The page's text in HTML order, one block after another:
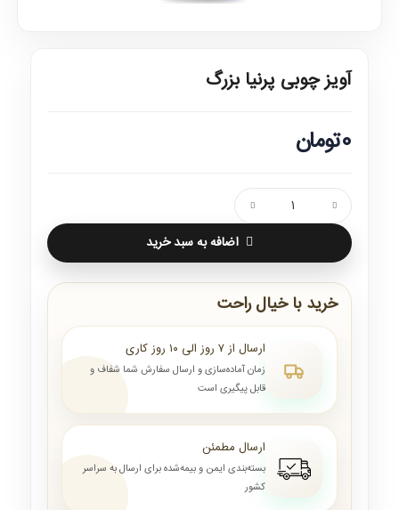
آویز چوبی پرنیا بزرگ
0تومان
اضافه به سبد خرید
خرید با خیال راحت
ارسال از ۷ روز الی ۱۰ روز کاری
زمان آماده‌سازی و ارسال سفارش شما شفاف و
قابل پیگیری است
ارسال مطمئن
بسته‌بندی ایمن و بیمه‌شده برای ارسال به سراسر
کشور